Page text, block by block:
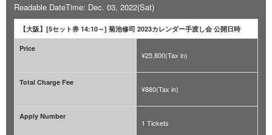
Readable DateTime: Dec. 03, 2022(Sat)
【大阪】[5セット券 14:10～] 菊池修司 2023カレンダー手渡し会 公開日時
Price
¥25,800(Tax in)
Total Charge Fee
¥880(Tax in)
Apply Number
1 Tickets